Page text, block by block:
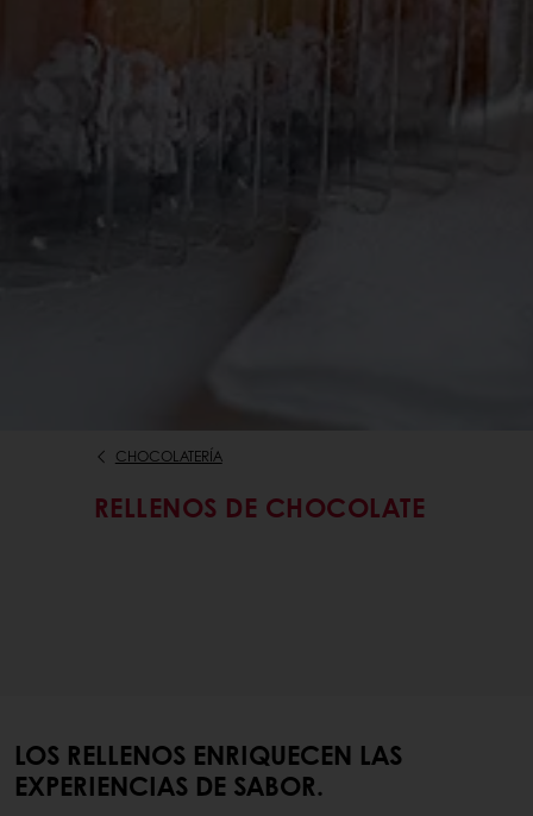
CHOCOLATERÍA
RELLENOS DE CHOCOLATE
LOS RELLENOS ENRIQUECEN LAS
EXPERIENCIAS DE SABOR.